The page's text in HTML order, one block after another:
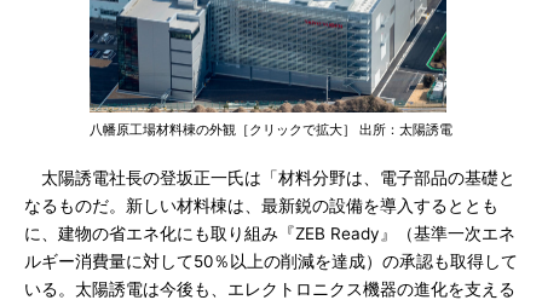
八幡原工場材料棟の外観［クリックで拡大］ 出所：太陽誘電
太陽誘電社長の登坂正一氏は「材料分野は、電子部品の基礎と
なるものだ。新しい材料棟は、最新鋭の設備を導入するととも
に、建物の省エネ化にも取り組み『ZEB Ready』（基準一次エネ
ルギー消費量に対して50％以上の削減を達成）の承認も取得して
いる。太陽誘電は今後も、エレクトロニクス機器の進化を支える